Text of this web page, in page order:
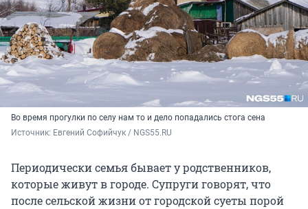
Во время прогулки по селу нам то и дело попадались стога сена
Источник: Евгений Софийчук / NGS55.RU
Периодически семья бывает у родственников,
которые живут в городе. Супруги говорят, что
после сельской жизни от городской суеты порой